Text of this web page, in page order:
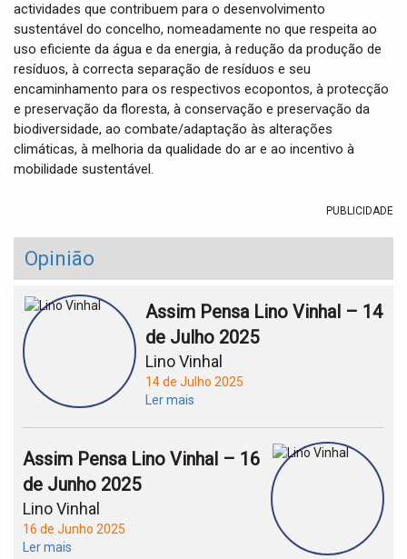
actividades que contribuem para o desenvolvimento
sustentável do concelho, nomeadamente no que respeita ao
uso eficiente da água e da energia, à redução da produção de
resíduos, à correcta separação de resíduos e seu
encaminhamento para os respectivos ecopontos, à protecção
e preservação da floresta, à conservação e preservação da
biodiversidade, ao combate/adaptação às alterações
climáticas, à melhoria da qualidade do ar e ao incentivo à
mobilidade sustentável.
PUBLICIDADE
Opinião
Assim Pensa Lino Vinhal – 14
de Julho 2025
Lino Vinhal
14 de Julho 2025
Ler mais
Assim Pensa Lino Vinhal – 16
de Junho 2025
Lino Vinhal
16 de Junho 2025
Ler mais